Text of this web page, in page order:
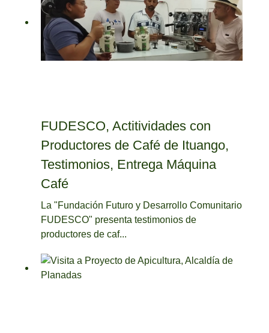
FUDESCO, Actitividades con
Productores de Café de Ituango,
Testimonios, Entrega Máquina
Café
La "Fundación Futuro y Desarrollo Comunitario
FUDESCO" presenta testimonios de
productores de caf...